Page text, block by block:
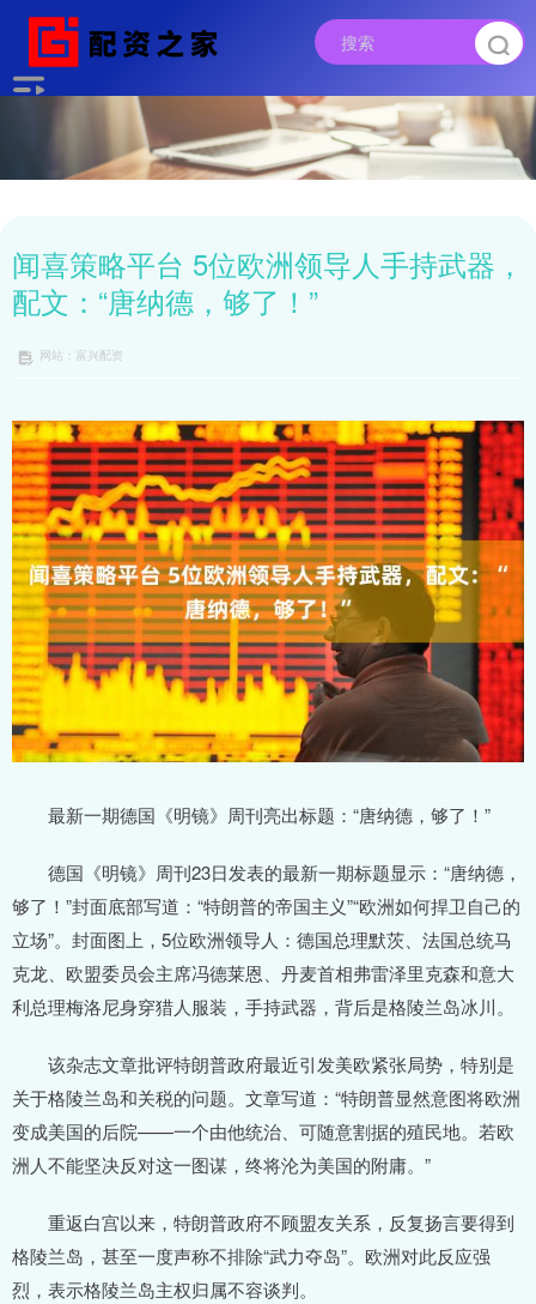
闻喜策略平台 5位欧洲领导人手持武器，
配文：“唐纳德，够了！”
网站：富兴配资
最新一期德国《明镜》周刊亮出标题：“唐纳德，够了！”
德国《明镜》周刊23日发表的最新一期标题显示：“唐纳德，
够了！”封面底部写道：“特朗普的帝国主义”“欧洲如何捍卫自己的
立场”。封面图上，5位欧洲领导人：德国总理默茨、法国总统马
克龙、欧盟委员会主席冯德莱恩、丹麦首相弗雷泽里克森和意大
利总理梅洛尼身穿猎人服装，手持武器，背后是格陵兰岛冰川。
该杂志文章批评特朗普政府最近引发美欧紧张局势，特别是
关于格陵兰岛和关税的问题。文章写道：“特朗普显然意图将欧洲
变成美国的后院——一个由他统治、可随意割据的殖民地。若欧
洲人不能坚决反对这一图谋，终将沦为美国的附庸。”
重返白宫以来，特朗普政府不顾盟友关系，反复扬言要得到
格陵兰岛，甚至一度声称不排除“武力夺岛”。欧洲对此反应强
烈，表示格陵兰岛主权归属不容谈判。